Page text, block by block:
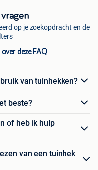
op je zoekopdracht en de
deze FAQ
van tuinhekken?
beste?
of heb ik hulp
van een tuinhek